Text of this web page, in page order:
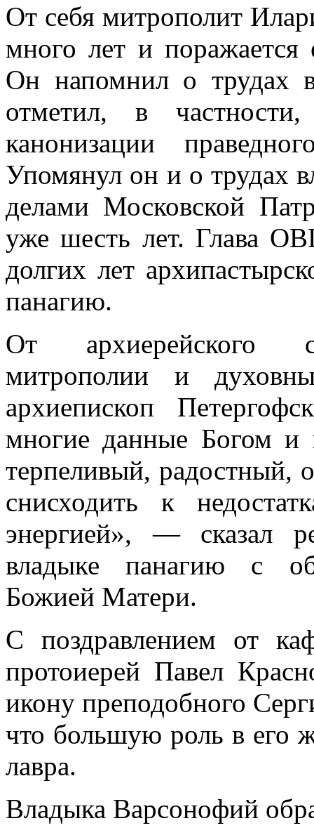
От себя митрополит
много лет и поражается
Он напомнил о трудах
отметил, в
канонизации
Упомянул он и о трудах
делами Московской
уже шесть лет. Глава
долгих лет
панагию.
От архиерейского
митрополии и
архиепископ
многие данные Богом
терпеливый, радостный,
снисходить к
энергией», — сказал
владыке панагию с
Божией Матери.
С поздравлением от
протоиерей Павел
икону преподобного
что большую роль в его
лавра.
Владыка Варсонофий